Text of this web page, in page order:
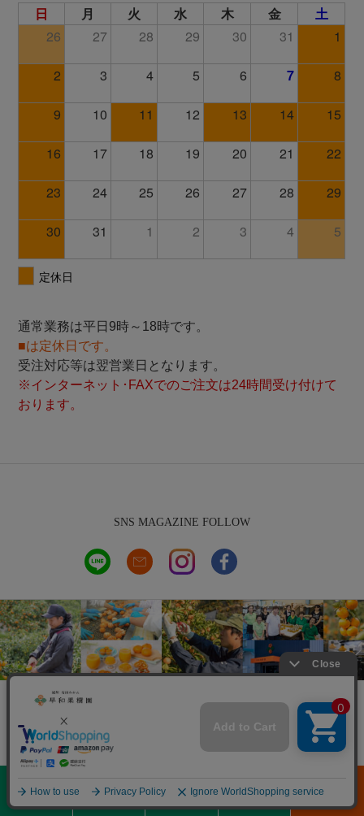
通常業務は平日9時～18時です。
■は定休日です。
受注対応等は翌営業日となります。
※インターネット･FAXでのご注文は24時間受け付けて
おります。
SNS MAGAZINE FOLLOW
紀州有田みかん 株式会社早和果樹園
〒649-0434 和歌山県有田市宮原町新町275-1